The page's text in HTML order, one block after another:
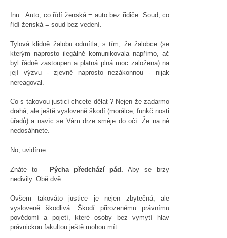
Inu : Auto, co řídí ženská = auto bez řidiče. Soud, co
řídí ženská = soud bez vedení.
Tylová klidně žalobu odmítla, s tím, že žalobce (se
kterým naprosto ilegálně komunikovala napřímo, ač
byl řádně zastoupen a platná plná moc založena) na
její výzvu - zjevně naprosto nezákonnou - nijak
nereagoval.
Co s takovou justicí chcete dělat ? Nejen že zadarmo
drahá, ale ještě vysloveně škodí (morálce, funkč nosti
úřadů) a navíc se Vám drze směje do očí. Že na ně
nedosáhnete.
No, uvidíme.
Znáte to - Pýcha předchází pád. Aby se brzy
nedivily. Obě dvě.
Ovšem takováto justice je nejen zbytečná, ale
vysloveně škodlivá. Škodí přirozenému právnímu
povědomí a pojetí, které osoby bez vymytí hlav
právnickou fakultou ještě mohou mít.